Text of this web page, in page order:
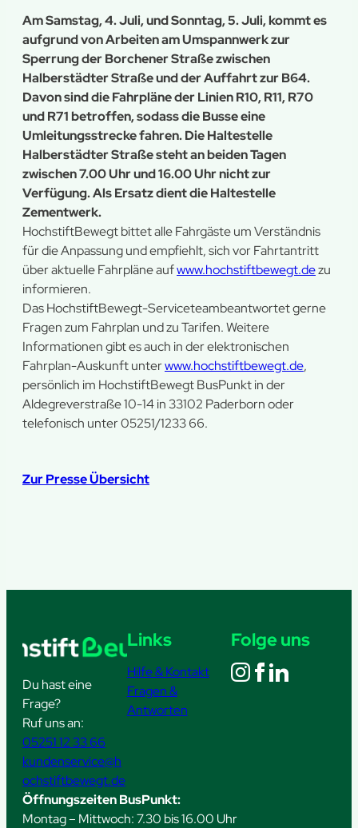
Am Samstag, 4. Juli, und Sonntag, 5. Juli, kommt es
aufgrund von Arbeiten am Umspannwerk zur
Sperrung der Borchener Straße zwischen
Halberstädter Straße und der Auffahrt zur B64.
Davon sind die Fahrpläne der Linien R10, R11, R70
und R71 betroffen, sodass die Busse eine
Umleitungsstrecke fahren. Die Haltestelle
Halberstädter Straße steht an beiden Tagen
zwischen 7.00 Uhr und 16.00 Uhr nicht zur
Verfügung. Als Ersatz dient die Haltestelle
Zementwerk.
HochstiftBewegt bittet alle Fahrgäste um Verständnis
für die Anpassung und empfiehlt, sich vor Fahrtantritt
über aktuelle Fahrpläne aufwww.hochstiftbewegt.dezu
informieren.
Das HochstiftBewegt-Serviceteambeantwortet gerne
Fragen zum Fahrplan und zu Tarifen. Weitere
Informationen gibt es auch in der elektronischen
Fahrplan-Auskunft unterwww.hochstiftbewegt.de,
persönlich im HochstiftBewegt BusPunkt in der
Aldegreverstraße 10-14 in 33102 Paderborn oder
telefonisch unter 05251/1233 66.
Zur Presse Übersicht
Du hast eine
Frage?
Ruf uns an:
05251 12 33 66
kundenservice@h
ochstiftbewegt.de
Links
Hilfe & Kontakt
Fragen &
Antworten
Folge uns
Öffnungszeiten BusPunkt:
Montag – Mittwoch: 7.30 bis 16.00 Uhr